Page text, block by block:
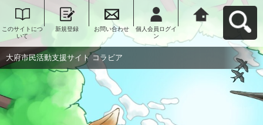
このサイトにつ
いて
新規登録 お問い合わせ
個人会員ログイ
ン
大府市民活動支
援サイト コラビ
アへ戻る
大府市民活動支援サイト コラビア